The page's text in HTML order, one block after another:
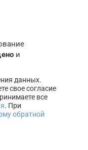
и
данных.
свое согласие
все
. При
обратной